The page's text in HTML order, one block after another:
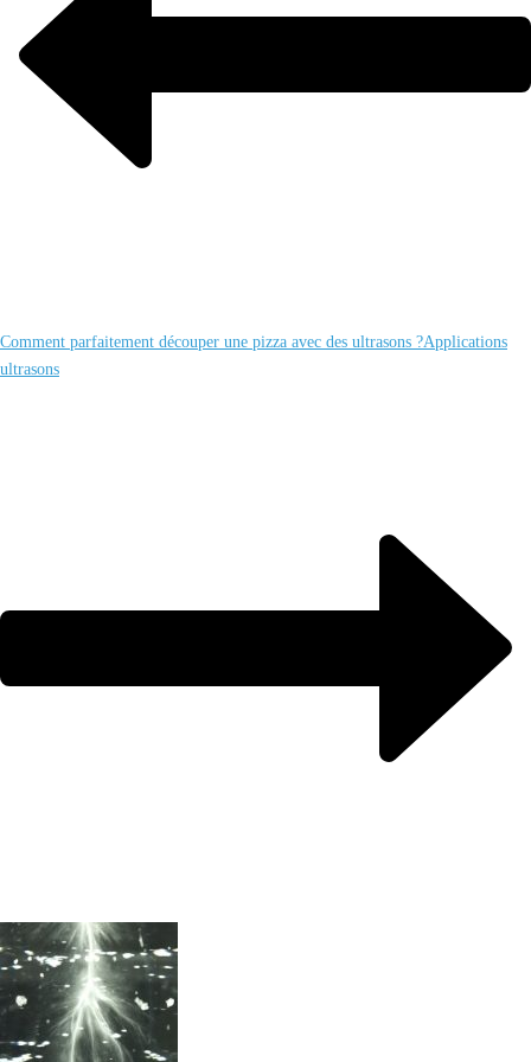
Comment parfaitement découper une pizza avec des ultrasons ?Applications
ultrasons